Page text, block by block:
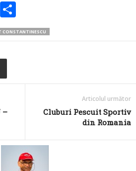
E
ar
ta
z
CONSTANTINESCU
–
Articolul următor
Cluburi Pescuit Sportiv
din Romania